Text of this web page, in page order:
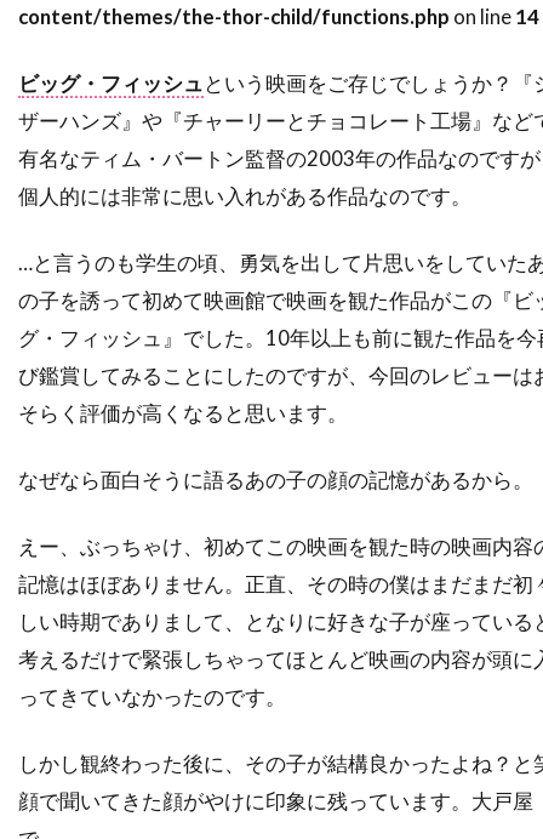
スパイグラス・エンターテインメント
スパチャイ・シティアンポーンパン
スプレイグ・グレイデン
スペイン
スポーツ映画
スリム・サマービル
スリラー映画
スワヴォミール・イジャック
スーザン・カートソニス
スーザン・サランドン
スーザン・ミスナー
スーザン・モントフォード
スージー・カーツ
スー・アームストロング
ズーイー・デシャネル
セシリー・キャロル
セルジョ・ビーニ・ブストリッチ
セルマ・スクーンメイカー
ソウル・ゼインツ
ソニー・ピクチャーズ
ソニー・ピクチャーズ エンタテインメント
content/themes/the-thor-child/functions.php on line14
ビッグ・フィッシュという映画をご存じでしょうか？『
ザーハンズ』や『チャーリーとチョコレート工場』など
有名なティム・バートン監督の2003年の作品なのです
個人的には非常に思い入れがある作品なのです。
…と言うのも学生の頃、勇気を出して片思いをしていた
の子を誘って初めて映画館で映画を観た作品がこの『ビ
グ・フィッシュ』でした。10年以上も前に観た作品を今
び鑑賞してみることにしたのですが、今回のレビューは
そらく評価が高くなると思います。
なぜなら面白そうに語るあの子の顔の記憶があるから。
えー、ぶっちゃけ、初めてこの映画を観た時の映画内容
記憶はほぼありません。正直、その時の僕はまだまだ初
しい時期でありまして、となりに好きな子が座っている
考えるだけで緊張しちゃってほとんど映画の内容が頭に
ってきていなかったのです。
しかし観終わった後に、その子が結構良かったよね？と
顔で聞いてきた顔がやけに印象に残っています。大戸屋